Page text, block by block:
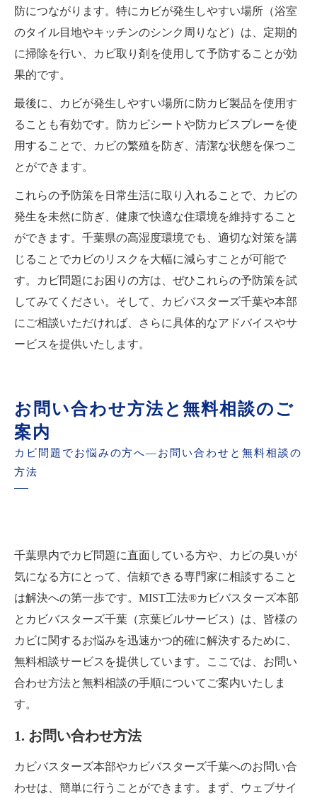
防につながります。特にカビが発生しやすい場所（浴室
のタイル目地やキッチンのシンク周りなど）は、定期的
に掃除を行い、カビ取り剤を使用して予防することが効
果的です。
最後に、カビが発生しやすい場所に防カビ製品を使用す
ることも有効です。防カビシートや防カビスプレーを使
用することで、カビの繁殖を防ぎ、清潔な状態を保つこ
とができます。
これらの予防策を日常生活に取り入れることで、カビの
発生を未然に防ぎ、健康で快適な住環境を維持すること
ができます。千葉県の高湿度環境でも、適切な対策を講
じることでカビのリスクを大幅に減らすことが可能で
す。カビ問題にお困りの方は、ぜひこれらの予防策を試
してみてください。そして、カビバスターズ千葉や本部
にご相談いただければ、さらに具体的なアドバイスやサ
ービスを提供いたします。
お問い合わせ方法と無料相談のご
案内
カビ問題でお悩みの方へ—お問い合わせと無料相談の
方法
千葉県内でカビ問題に直面している方や、カビの臭いが
気になる方にとって、信頼できる専門家に相談すること
は解決への第一歩です。MIST工法®カビバスターズ本部
とカビバスターズ千葉（京葉ビルサービス）は、皆様の
カビに関するお悩みを迅速かつ的確に解決するために、
無料相談サービスを提供しています。ここでは、お問い
合わせ方法と無料相談の手順についてご案内いたしま
す。
1. お問い合わせ方法
カビバスターズ本部やカビバスターズ千葉へのお問い合
わせは、簡単に行うことができます。まず、ウェブサイ